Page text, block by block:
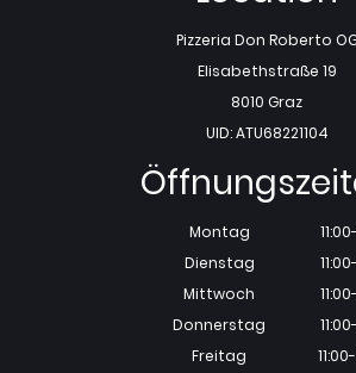
Pizzeria Don Roberto
Elisabethstraße 19
8010 Graz
UID: ATU68221104
Montag
Dienstag
Mittwoch
Donnerstag
Freitag